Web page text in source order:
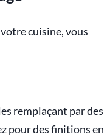
cuisine, vous
remplaçant par des
pour des finitions en